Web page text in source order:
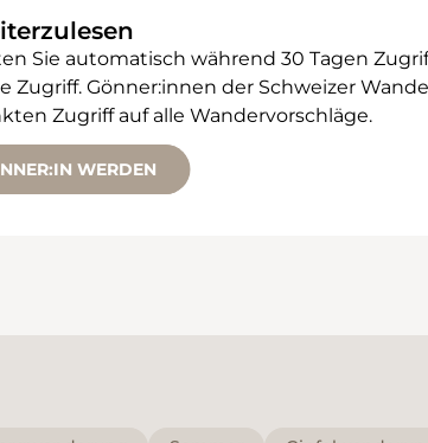
Sie automatisch während 30 Tagen
Zugriff. Gönner:innen der Schweizer
Zugriff auf alle Wandervorschläge.
WERDEN